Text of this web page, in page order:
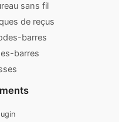
sans fil
de reçus
barres
barres